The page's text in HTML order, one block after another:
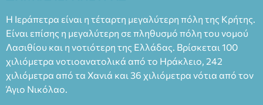
άνω των 65 Προπώληση: Βιβλιοπωλείο Πάπυρος (Πλατεία
Πλαστήρα), E&G Mini market (Δημοκρατίας 39 Ιεράπετρα)
και στο more.com Χώρος: 3ο Γυμνάσιο Ιεράπετρας
(Είσοδος ΕΠΑ.Λ.) Έναρξη 21:15 Οργάνωση: ΚΝΩΣΟΣ
ΘΕΑΤΡΙΚΕΣ ΠΑΡΑΓΩΓΕΣ ΕΕ
Η Ιεράπετρα είναι η τέταρτη μεγαλύτερη πόλη της Κρήτης.
Είναι επίσης η μεγαλύτερη σε πληθυσμό πόλη του νομού
Λασιθίου και η νοτιότερη της Ελλάδας. Βρίσκεται 100
χιλιόμετρα νοτιοανατολικά από το Ηράκλειο, 242
χιλιόμετρα από τα Χανιά και 36 χιλιόμετρα νότια από τον
Άγιο Νικόλαο.